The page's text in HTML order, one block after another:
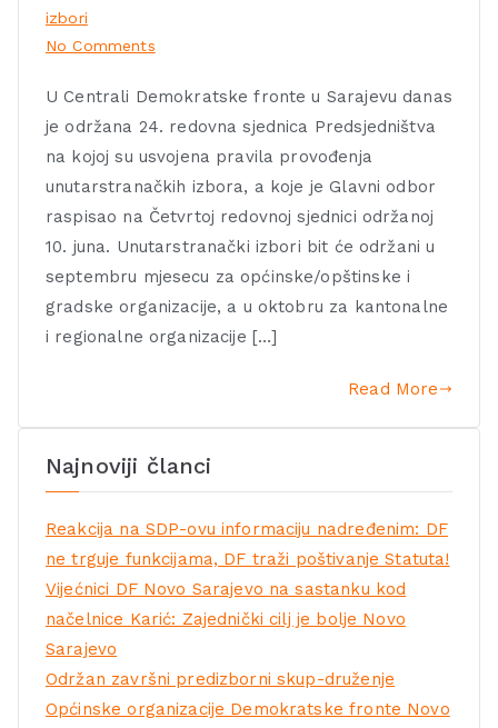
izbori
No Comments
U Centrali Demokratske fronte u Sarajevu danas
je održana 24. redovna sjednica Predsjedništva
na kojoj su usvojena pravila provođenja
unutarstranačkih izbora, a koje je Glavni odbor
raspisao na Četvrtoj redovnoj sjednici održanoj
10. juna. Unutarstranački izbori bit će održani u
septembru mjesecu za općinske/opštinske i
gradske organizacije, a u oktobru za kantonalne
i regionalne organizacije […]
Read More
Najnoviji članci
Reakcija na SDP-ovu informaciju nadređenim: DF
ne trguje funkcijama, DF traži poštivanje Statuta!
Vijećnici DF Novo Sarajevo na sastanku kod
načelnice Karić: Zajednički cilj je bolje Novo
Sarajevo
Održan završni predizborni skup-druženje
Općinske organizacije Demokratske fronte Novo